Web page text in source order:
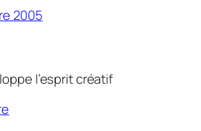
2005
l’esprit créatif